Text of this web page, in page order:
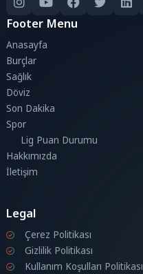
Footer Menu
Anasayfa
Burçlar
Sağlık
Döviz
Son Dakika
Spor
Lig Puan Durumu
Hakkımızda
İletişim
Legal
Çerez Politikası
Gizlilik Politikası
Kullanım Koşulları Politikası